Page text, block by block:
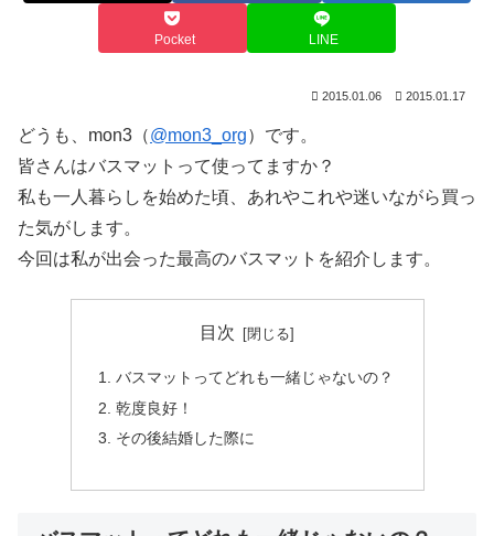
Pocket LINE
2015.01.06 2015.01.17
どうも、mon3（@mon3_org）です。
皆さんはバスマットって使ってますか？
私も一人暮らしを始めた頃、あれやこれや迷いながら買っ
た気がします。
今回は私が出会った最高のバスマットを紹介します。
目次
バスマットってどれも一緒じゃないの？
乾度良好！
その後結婚した際に